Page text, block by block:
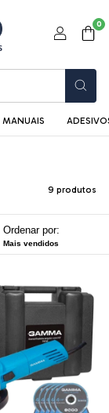
0
MANUAIS
9 produtos
Ordenar por:
Mais vendidos